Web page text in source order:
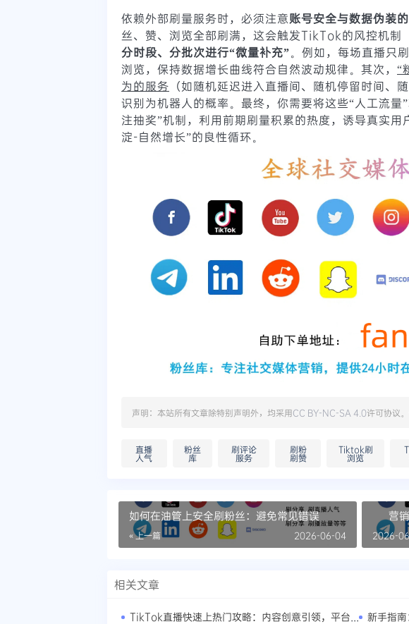
依赖外部刷量服务时，必须注意账号安全与数据伪装
丝、赞、浏览全部刷满，这会触发TikTok的风控机制
分时段、分批次进行“微量补充”。例如，每场直播
浏览，保持数据增长曲线符合自然波动规律。其次， “
为的服务 （如随机延迟进入直播间、随机停留时间、
识别为机器人的概率。最终，你需要将这些“人工流量
注抽奖”机制，利用前期刷量积累的热度，诱导真实
淀-自然增长”的良性循环。
声明：本站所有文章除特别声明外，均采用CC BY-NC-SA 4.0许可协议
直播
人气
粉丝
库
刷评论
服务
刷粉
刷赞
Tiktok刷
浏览
如何在油管上安全刷粉丝：避免常见错误
« 上一篇 2026-06-04
营
2026-
相关文章
新手指